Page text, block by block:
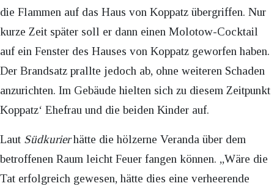
die Flammen auf das Haus von Koppatz übergriffen. Nur
kurze Zeit später soll er dann einen Molotow-Cocktail
auf ein Fenster des Hauses von Koppatz geworfen haben.
Der Brandsatz prallte jedoch ab, ohne weiteren Schaden
anzurichten. Im Gebäude hielten sich zu diesem Zeitpunkt
Koppatz‘ Ehefrau und die beiden Kinder auf.
Laut Südkurierhätte die hölzerne Veranda über dem
betroffenen Raum leicht Feuer fangen können. „Wäre die
Tat erfolgreich gewesen, hätte dies eine verheerende